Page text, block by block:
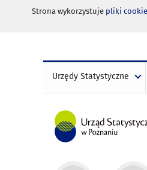
Strona wykorzystuje pliki
Urzędy Statystyczne